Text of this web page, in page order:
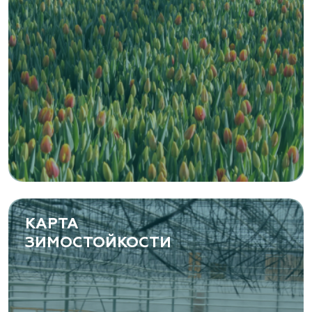
Zaxriddin Flower Plantation, питомник
Ташкентская область, Зангиатинский р-н, ул.
Канимаева, д. 9
«ЁЛЫ-ПАЛЫ», питомник декоративных
растений
Самарская область, с. Подстепки, ул.
Фермерская 14 А
(8482) 650 010
www.yoly-paly.ru
«ВЕНЕВ» питомник растений
Тульская область, Венёвский р-н, село
Борщевое, улица Лесная, д. 13
КАРТА
ЗИМОСТОЙКОСТИ